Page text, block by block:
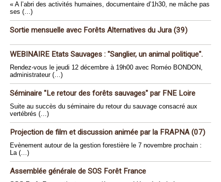
« A l’abri des activités humaines, documentaire d’1h30, ne mâche pas
ses (…)
Sortie mensuelle avec Forêts Alternatives du Jura (39)
WEBINAIRE Etats Sauvages : "Sanglier, un animal politique".
Rendez-vous le jeudi 12 décembre à 19h00 avec Roméo BONDON,
administrateur (…)
Séminaire "Le retour des forêts sauvages" par FNE Loire
Suite au succès du séminaire du retour du sauvage consacré aux
vertébrés (…)
Projection de film et discussion animée par la FRAPNA (07)
Evènement autour de la gestion forestière le 7 novembre prochain :
La (…)
Assemblée générale de SOS Forêt France